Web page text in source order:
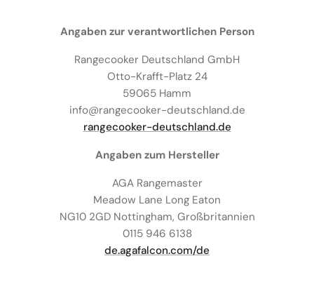
Angaben zur verantwortlichen Person
Rangecooker Deutschland GmbH
Otto-Krafft-Platz 24
59065 Hamm
info@rangecooker-deutschland.de
rangecooker-deutschland.de
Angaben zum Hersteller
AGA Rangemaster
Meadow Lane Long Eaton
NG10 2GD Nottingham, Großbritannien
0115 946 6138
de.agafalcon.com/de